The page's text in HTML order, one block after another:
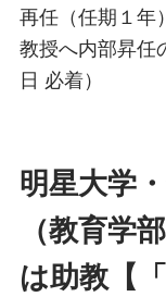
再任（任期１年
教授へ内部昇任
日 必着）
明星大学
（教育学
は助教【